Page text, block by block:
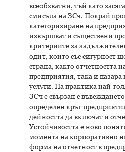
всеобхватни, тъй като
смисъла на ЗСч. Покрай
категоризиране на
извършват и съществени
критериите за
одит, които със сигурност
страна, както отчетността
предприятия, така и пазара
услуги. На практика най-
ЗСч е свързан с
определен кръг
дейността да включат и
Устойчивостта е ново
момента на корпоративно
форма на отчетност в